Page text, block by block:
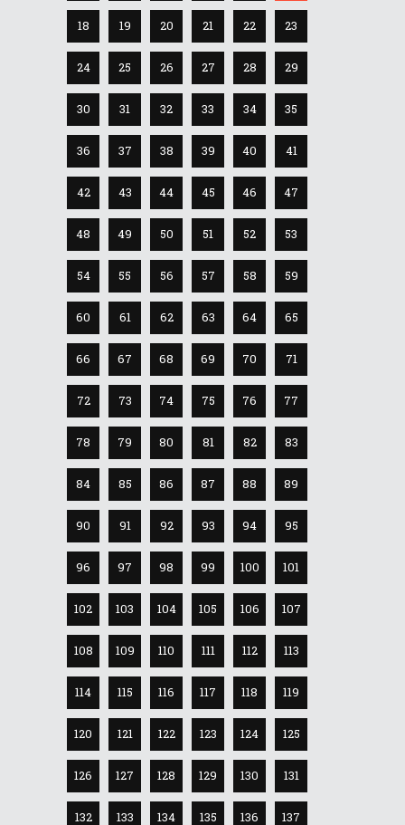
18 19 20 21 22 23
24 25 26 27 28 29
30 31 32 33 34 35
36 37 38 39 40 41
42 43 44 45 46 47
48 49 50 51 52 53
54 55 56 57 58 59
60 61 62 63 64 65
66 67 68 69 70 71
72 73 74 75 76 77
78 79 80 81 82 83
84 85 86 87 88 89
90 91 92 93 94 95
96 97 98 99 100 101
102 103 104 105 106 107
108 109 110 111 112 113
114 115 116 117 118 119
120 121 122 123 124 125
126 127 128 129 130 131
132 133 134 135 136 137